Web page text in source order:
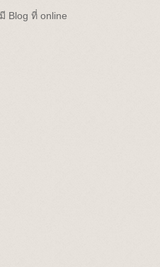
Blog ที่ online